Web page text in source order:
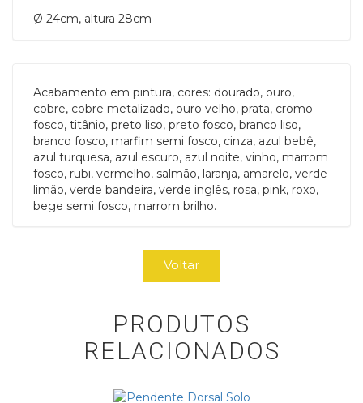
Ø 24cm, altura 28cm
Acabamento em pintura, cores: dourado, ouro,
cobre, cobre metalizado, ouro velho, prata, cromo
fosco, titânio, preto liso, preto fosco, branco liso,
branco fosco, marfim semi fosco, cinza, azul bebê,
azul turquesa, azul escuro, azul noite, vinho, marrom
fosco, rubi, vermelho, salmão, laranja, amarelo, verde
limão, verde bandeira, verde inglês, rosa, pink, roxo,
bege semi fosco, marrom brilho.
Voltar
PRODUTOS
RELACIONADOS